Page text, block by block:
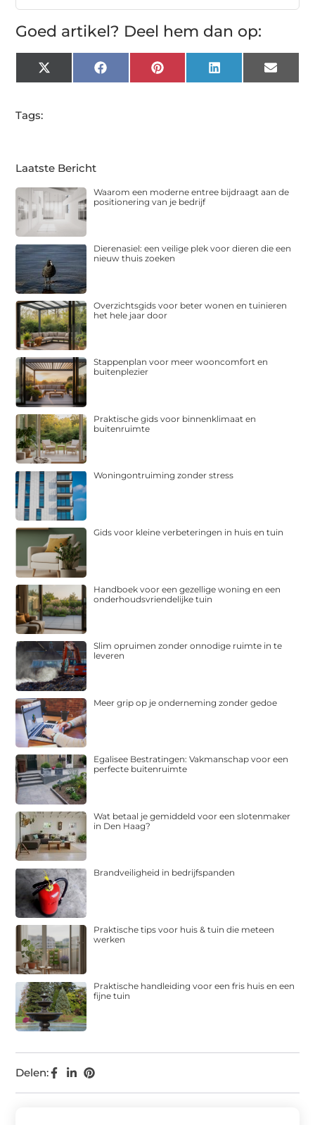
Goed artikel? Deel hem dan op:
X
(Twitter)
FacebookPinterest LinkedIn Email
Tags:
Delen:
Laatste Bericht
Waarom een moderne entree bijdraagt aan de
positionering van je bedrijf
Dierenasiel: een veilige plek voor dieren die een
nieuw thuis zoeken
Overzichtsgids voor beter wonen en tuinieren
het hele jaar door
Stappenplan voor meer wooncomfort en
buitenplezier
Praktische gids voor binnenklimaat en
buitenruimte
Woningontruiming zonder stress
Gids voor kleine verbeteringen in huis en tuin
Handboek voor een gezellige woning en een
onderhoudsvriendelijke tuin
Slim opruimen zonder onnodige ruimte in te
leveren
Meer grip op je onderneming zonder gedoe
Egalisee Bestratingen: Vakmanschap voor een
perfecte buitenruimte
Wat betaal je gemiddeld voor een slotenmaker
in Den Haag?
Brandveiligheid in bedrijfspanden
Praktische tips voor huis & tuin die meteen
werken
Praktische handleiding voor een fris huis en een
fijne tuin